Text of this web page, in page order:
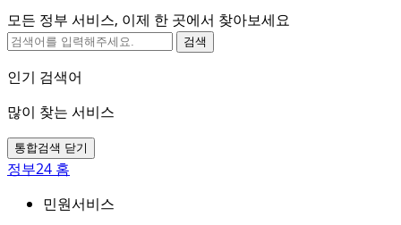
모든 정부 서비스, 이제 한 곳에서 찾아보세요
검색
인기 검색어
많이 찾는 서비스
통합검색 닫기
정부24 홈
민원서비스